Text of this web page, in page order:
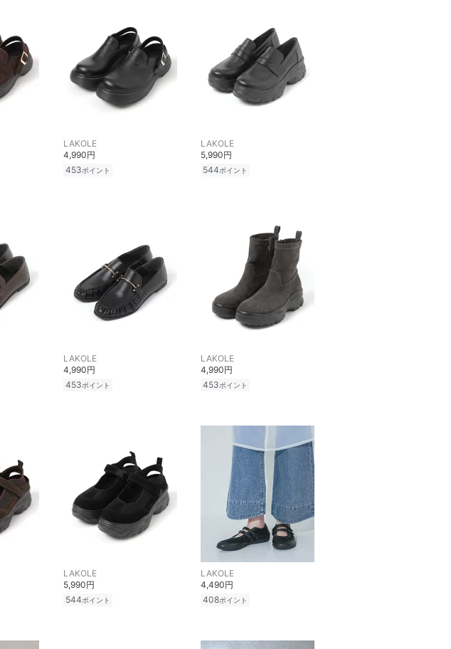
LAKOLE
4,990円
453ポイント
LAKOLE
5,990円
544ポイント
LAKOLE
4,990円
453ポイント
LAKOLE
4,990円
453ポイント
LAKOLE
5,990円
544ポイント
LAKOLE
4,490円
408ポイント